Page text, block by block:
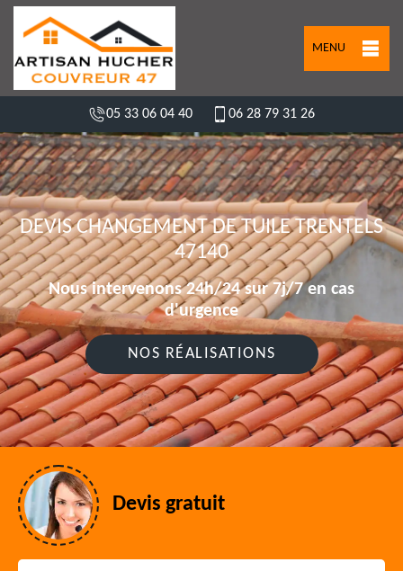
MENU
05 33 06 04 40 06 28 79 31 26
DEVIS CHANGEMENT DE TUILE TRENTELS
47140
Nous intervenons 24h/24 sur 7j/7 en cas
d'urgence
NOS RÉALISATIONS
Devis gratuit